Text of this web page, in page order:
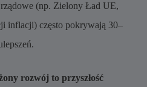
(np. Zielony Ład UE,
inflacji) często pokrywają 30–
rozwój to przyszłość